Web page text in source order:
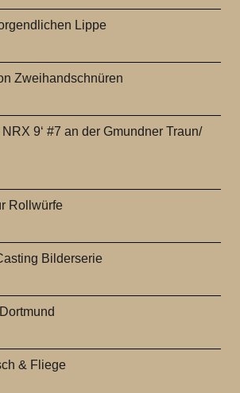
Lippe
Zweihandschnüren
9‘ #7 an der Gmundner Traun/
Rollwürfe
Bilderserie
& Fliege